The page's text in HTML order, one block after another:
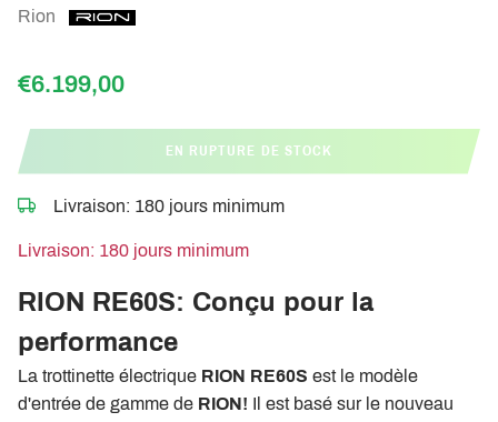
Rion
€6.199,00
EN RUPTURE DE STOCK
Livraison: 180 jours minimum
Livraison: 180 jours minimum
RION RE60S: Conçu pour la
performance
La trottinette électrique RION RE60S est le modèle
d'entrée de gamme de RION! Il est basé sur le nouveau